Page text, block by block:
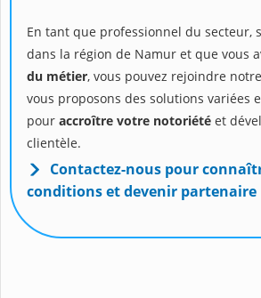
En tant que professionnel du secteur,
dans la région de Namur et que vous
du métier, vous pouvez rejoindre
vous proposons des solutions variées
pour accroître votre notoriété et
clientèle.
Contactez-nous pour
conditions et devenir partenaire